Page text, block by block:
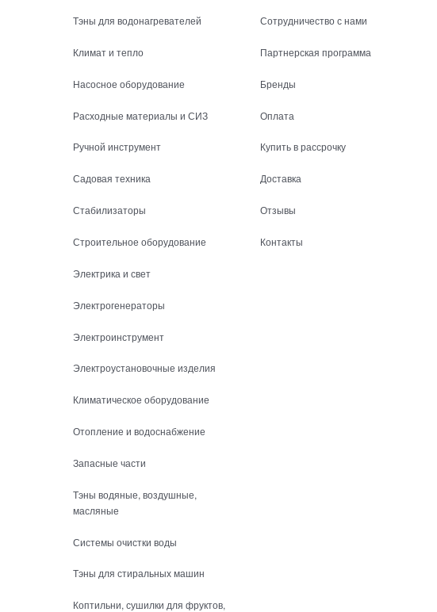
Тэны для водонагревателей
Климат и тепло
Насосное оборудование
Расходные материалы и СИЗ
Ручной инструмент
Садовая техника
Стабилизаторы
Строительное оборудование
Электрика и свет
Электрогенераторы
Электроинструмент
Электроустановочные изделия
Климатическое оборудование
Отопление и водоснабжение
Запасные части
Тэны водяные, воздушные,
масляные
Системы очистки воды
Тэны для стиральных машин
Коптильни, сушилки для фруктов,
Сотрудничество с нами
Партнерская программа
Бренды
Оплата
Купить в рассрочку
Доставка
Отзывы
Контакты